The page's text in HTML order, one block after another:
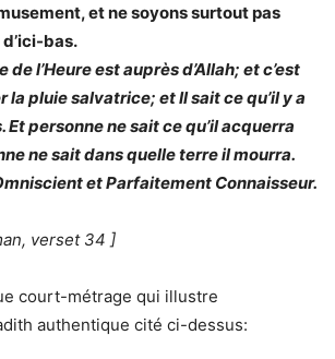
et ne soyons surtout pas
bas.
l’Heure est auprès d’Allah; et c’est
pluie salvatrice; et Il sait ce qu’il y a
Et personne ne sait ce qu’il acquerra
ne sait dans quelle terre il mourra.
et Parfaitement Connaisseur.
verset 34 ]
court-métrage qui illustre
authentique cité ci-dessus: